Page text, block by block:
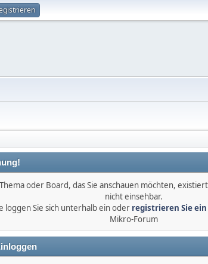
oder Board, das Sie anschauen möchten,
nicht einsehbar.
loggen Sie sich unterhalb ein oder registrieren Sie
Mikro-Forum